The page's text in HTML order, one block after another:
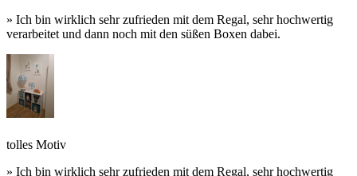
» Ich bin wirklich sehr zufrieden mit dem Regal, sehr hochwertig
verarbeitet und dann noch mit den süßen Boxen dabei.
tolles Motiv
» Ich bin wirklich sehr zufrieden mit dem Regal, sehr hochwertig